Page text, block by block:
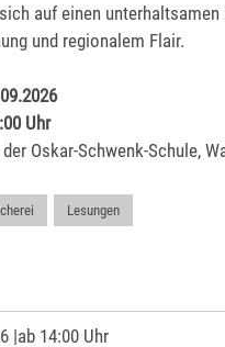
auf einen
und regionalem Flair.
Uhr
Oskar-Schwenk-Schule,
Lesungen
|ab 14:00 Uhr